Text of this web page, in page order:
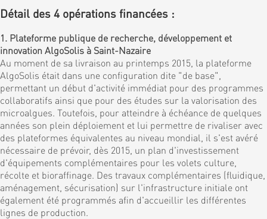
Détail des 4 opérations financées :
1. Plateforme publique de recherche, développement et
innovation AlgoSolis à Saint-Nazaire
Au moment de sa livraison au printemps 2015, la plateforme
AlgoSolis était dans une configuration dite "de base",
permettant un début d'activité immédiat pour des programmes
collaboratifs ainsi que pour des études sur la valorisation des
microalgues. Toutefois, pour atteindre à échéance de quelques
années son plein déploiement et lui permettre de rivaliser avec
des plateformes équivalentes au niveau mondial, il s'est avéré
nécessaire de prévoir, dès 2015, un plan d'investissement
d'équipements complémentaires pour les volets culture,
récolte et bioraffinage. Des travaux complémentaires (fluidique,
aménagement, sécurisation) sur l'infrastructure initiale ont
également été programmés afin d'accueillir les différentes
lignes de production.